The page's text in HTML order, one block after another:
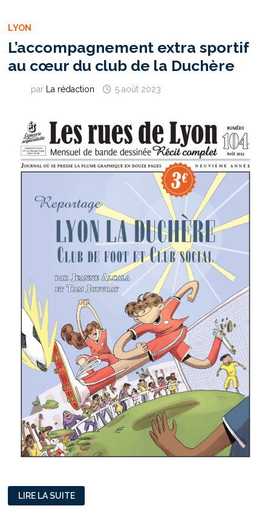
SAISON
2024
LYON
L’accompagnement extra sportif
au cœur du club de la Duchère
par La rédaction 5 août 2023
L’ACCOMPAGNEMENT
EXTRA
SPORTIF
LIRE LA SUITE